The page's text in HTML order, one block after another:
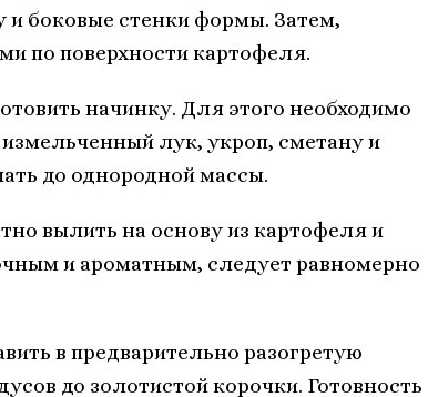
и боковые стенки формы. Затем,
по поверхности картофеля.
начинку. Для этого необходимо
лук, укроп, сметану и
до однородной массы.
вылить на основу из картофеля и
и ароматным, следует равномерно
в предварительно разогретую
до золотистой корочки. Готовность